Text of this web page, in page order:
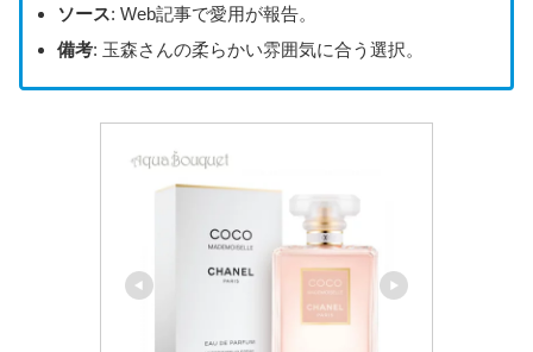
ソース: Web記事で愛用が報告。
備考: 玉森さんの柔らかい雰囲気に合う選択。